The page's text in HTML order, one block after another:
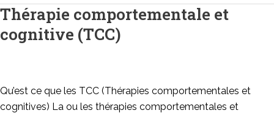
Thérapie comportementale et
cognitive (TCC)
Qu’est ce que les TCC (Thérapies comportementales et
cognitives) La ou les thérapies comportementales et
Thérapie
comportementale
et